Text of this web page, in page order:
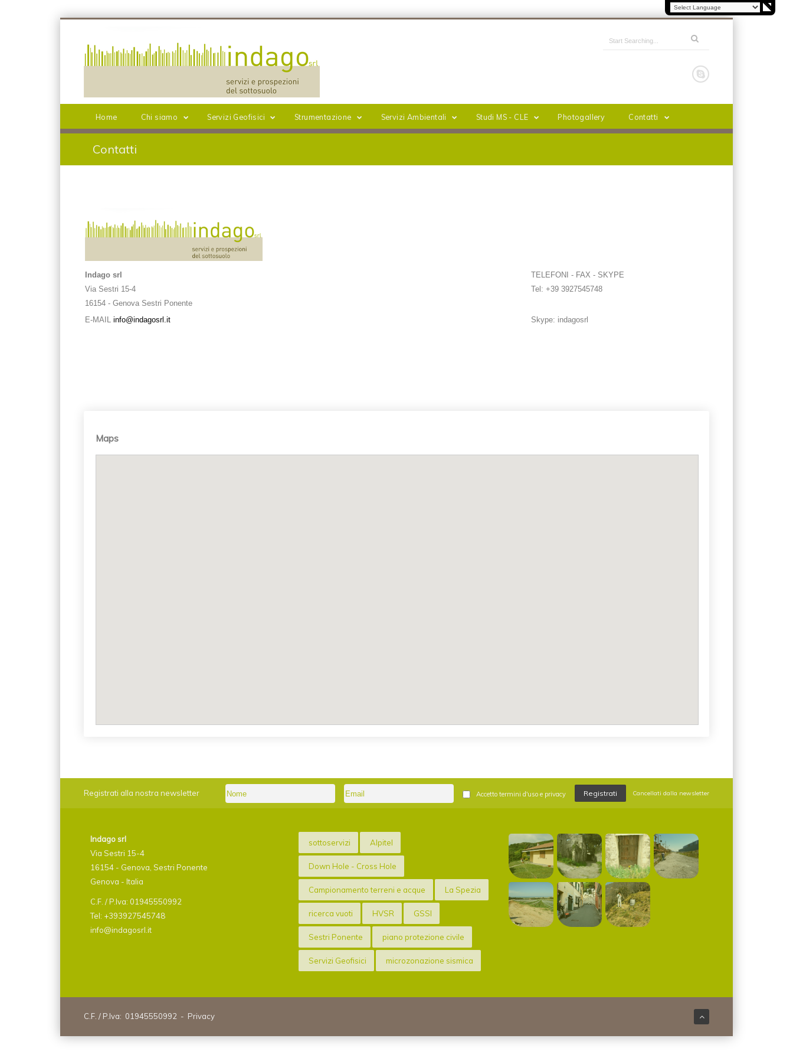
Home Chi siamo Servizi Geofisici Strumentazione Servizi Ambientali Studi MS - CLE Photogallery Contatti
Contatti
Indago srl
Via Sestri 15-4
16154 - Genova Sestri Ponente
TELEFONI - FAX - SKYPE
Tel: +39 3927545748
E-MAIL info@indagosrl.it Skype: indagosrl
Maps
Registrati alla nostra newsletter Accetto termini d'uso e privacy Registrati Cancellati dalla newsletter
Indago srl
Via Sestri 15-4
16154 - Genova, Sestri Ponente
Genova - Italia
C.F. / P.Iva: 01945550992
Tel: +393927545748
info@indagosrl.it
sottoservizi Alpitel
Down Hole - Cross Hole
Campionamento terreni e acque La Spezia
ricerca vuoti HVSR GSSI
Sestri Ponente piano protezione civile
Servizi Geofisici microzonazione sismica
C.F. / P.Iva: 01945550992 - Privacy